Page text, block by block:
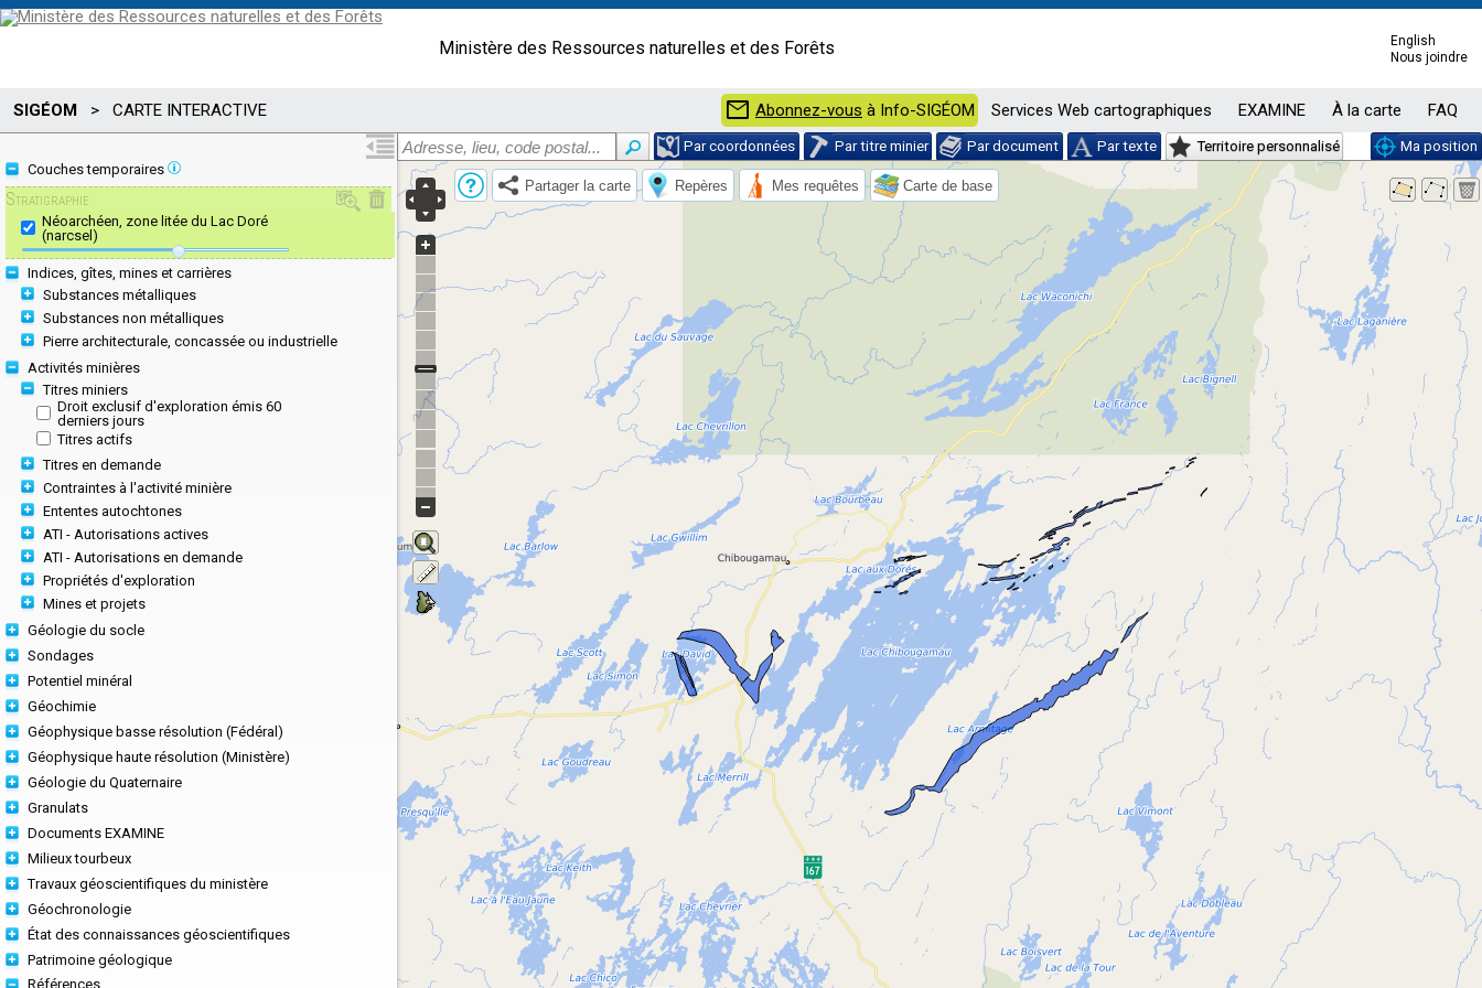
Ministère des Ressources naturelles et des Forêts
English
Nous joindre
SIGÉOM > CARTE INTERACTIVE mail Abonnez-vous à Info-SIGÉOM Services Web cartographiques EXAMINE À la carte FAQ
Par coordonnées Par titre minier Par document Par texte Territoire personnalisé
Ma position
Couches temporaires
Stratigraphie
Néoarchéen, zone litée du Lac Doré
(narcsel)
Indices, gîtes, mines et carrières
Substances métalliques
Substances non métalliques
Pierre architecturale, concassée ou industrielle
Activités minières
Titres miniers
Droit exclusif d'exploration émis 60
derniers jours
Titres actifs
Titres en demande
Contraintes à l'activité minière
Ententes autochtones
ATI - Autorisations actives
ATI - Autorisations en demande
Propriétés d'exploration
Mines et projets
Géologie du socle
Sondages
Potentiel minéral
Géochimie
Géophysique basse résolution (Fédéral)
Géophysique haute résolution (Ministère)
Géologie du Quaternaire
Granulats
Documents EXAMINE
Milieux tourbeux
Travaux géoscientifiques du ministère
Géochronologie
État des connaissances géoscientifiques
Patrimoine géologique
Références
Partager la carte Repères Mes requêtes Carte de base